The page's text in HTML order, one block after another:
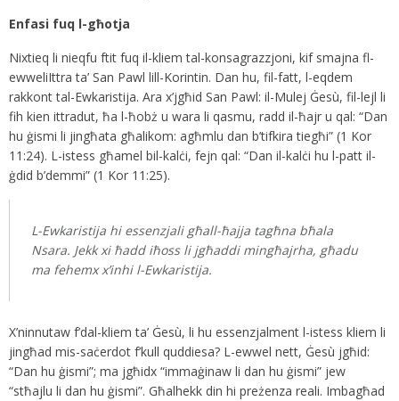
Enfasi fuq l-għotja
Nixtieq li nieqfu ftit fuq il-kliem tal-konsagrazzjoni, kif smajna fl-
ewweliIttra ta’ San Pawl lill-Korintin. Dan hu, fil-fatt, l-eqdem
rakkont tal-Ewkaristija. Ara x’jgħid San Pawl: il-Mulej Ġesù, fil-lejl li
fih kien ittradut, ħa l-ħobż u wara li qasmu, radd il-ħajr u qal: “Dan
hu ġismi li jingħata għalikom: agħmlu dan b’tifkira tiegħi” (1 Kor
11:24). L-istess għamel bil-kalċi, fejn qal: “Dan il-kalċi hu l-patt il-
ġdid b’demmi” (1 Kor 11:25).
L-Ewkaristija hi essenzjali għall-ħajja tagħna bħala
Nsara. Jekk xi ħadd iħoss li jgħaddi mingħajrha, għadu
ma fehemx x’inhi l-Ewkaristija.
X’ninnutaw f’dal-kliem ta’ Ġesù, li hu essenzjalment l-istess kliem li
jingħad mis-saċerdot f’kull quddiesa? L-ewwel nett, Ġesù jgħid:
“Dan hu ġismi”; ma jgħidx “immaġinaw li dan hu ġismi” jew
“stħajlu li dan hu ġismi”. Għalhekk din hi preżenza reali. Imbagħad